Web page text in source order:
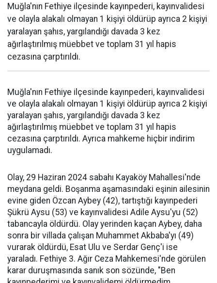
Muğla'nın Fethiye ilçesinde kayınpederi, kayınvalidesi
ve olayla alakalı olmayan 1 kişiyi öldürüp ayrıca 2 kişiyi
yaralayan şahıs, yargılandığı davada 3 kez
ağırlaştırılmış müebbet ve toplam 31 yıl hapis
cezasına çarptırıldı.
Muğla'nın Fethiye ilçesinde kayınpederi, kayınvalidesi
ve olayla alakalı olmayan 1 kişiyi öldürüp ayrıca 2 kişiyi
yaralayan şahıs, yargılandığı davada 3 kez
ağırlaştırılmış müebbet ve toplam 31 yıl hapis
cezasına çarptırıldı. Ayrıca mahkeme hiçbir indirim
uygulamadı.
Olay, 29 Haziran 2024 sabahı Kayaköy Mahallesi'nde
meydana geldi. Boşanma aşamasındaki eşinin ailesinin
evine giden Özcan Aybey (42), tartıştığı kayınpederi
Şükrü Aysu (53) ve kayınvalidesi Adile Aysu'yu (52)
tabancayla öldürdü. Olay yerinden kaçan Aybey, daha
sonra bir villada çalışan Muhammet Akbaba'yı (49)
vurarak öldürdü, Esat Ulu ve Serdar Genç'i ise
yaraladı. Fethiye 3. Ağır Ceza Mahkemesi'nde görülen
karar duruşmasında sanık son sözünde, "Ben